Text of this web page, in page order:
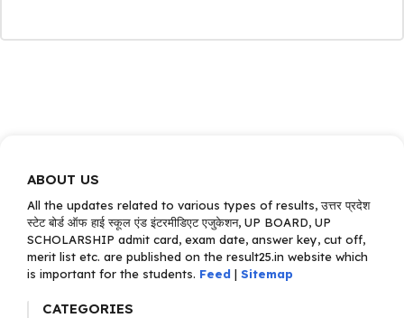
ABOUT US
All the updates related to various types of results, उत्तर प्रदेश
स्टेट बोर्ड ऑफ हाई स्कूल एंड इंटरमीडिएट एजुकेशन, UP BOARD, UP
SCHOLARSHIP admit card, exam date, answer key, cut off,
merit list etc. are published on the result25.in website which
is important for the students. Feed | Sitemap
CATEGORIES